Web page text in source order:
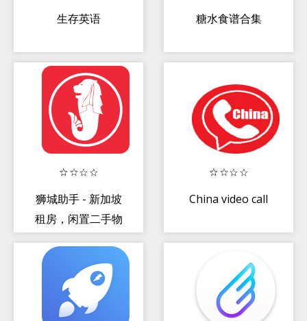
生存英语 糖水食谱合集
狮城助手 - 新加坡
租房，闲置二手物
工作和服务信息
China video call